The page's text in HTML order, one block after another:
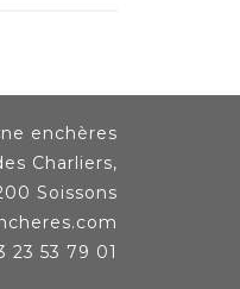
enchères
Charliers,
Soissons
23 53 79 01